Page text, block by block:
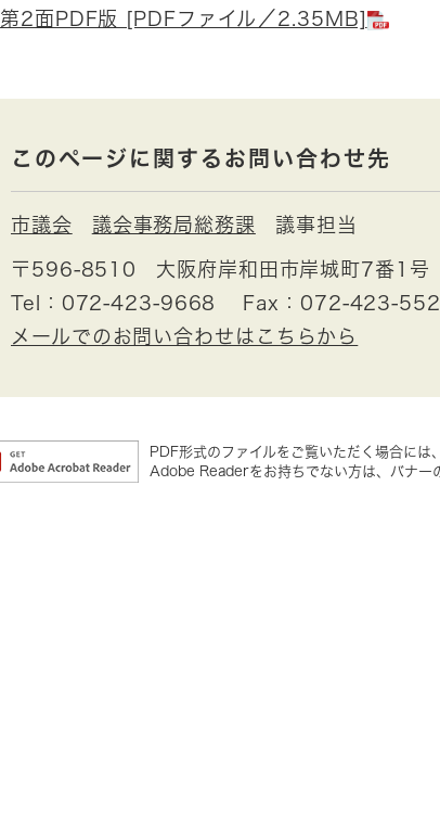
第2面PDF版 [PDFファイル／2.35MB]
このページに関するお問い合わせ先
市議会 議会事務局総務課 議事担当
〒596-8510
大阪府岸和田市岸城町7番1
Tel：072-423-9668
Fax：072-423-
メールでのお問い合わせはこちらから
PDF形式のファイルをご覧いただく場合に
Adobe Readerをお持ちでない方は、バナー